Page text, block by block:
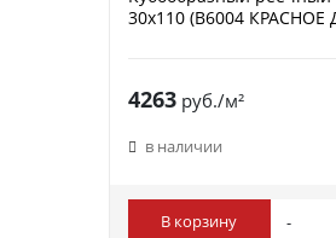
30х110 (B6004 КРАСНОЕ
4263руб./м²
в наличии
В корзину